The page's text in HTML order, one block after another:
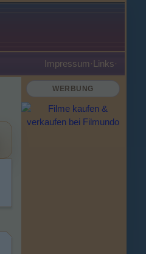
Impressum ·Links·
WERBUNG